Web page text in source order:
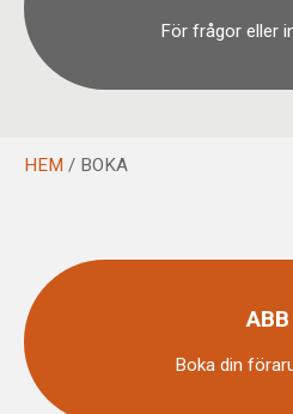
För frågor eller
HEM / BOKA
ABB
Boka din